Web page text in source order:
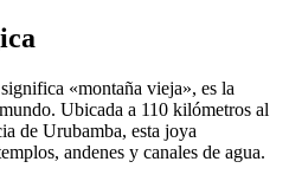
«montaña vieja», es la
Ubicada a 110 kilómetros al
de Urubamba, esta joya
andenes y canales de agua.